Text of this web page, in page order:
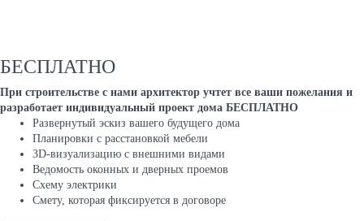
БЕСПЛАТНО
При строительстве с нами архитектор учтет все ваши пожелания и
разработает индивидуальный проект дома БЕСПЛАТНО
Развернутый эскиз вашего будущего дома
Планировки с расстановкой мебели
3D-визуализацию с внешними видами
Ведомость оконных и дверных проемов
Cхему электрики
Cмету, которая фиксируется в договоре